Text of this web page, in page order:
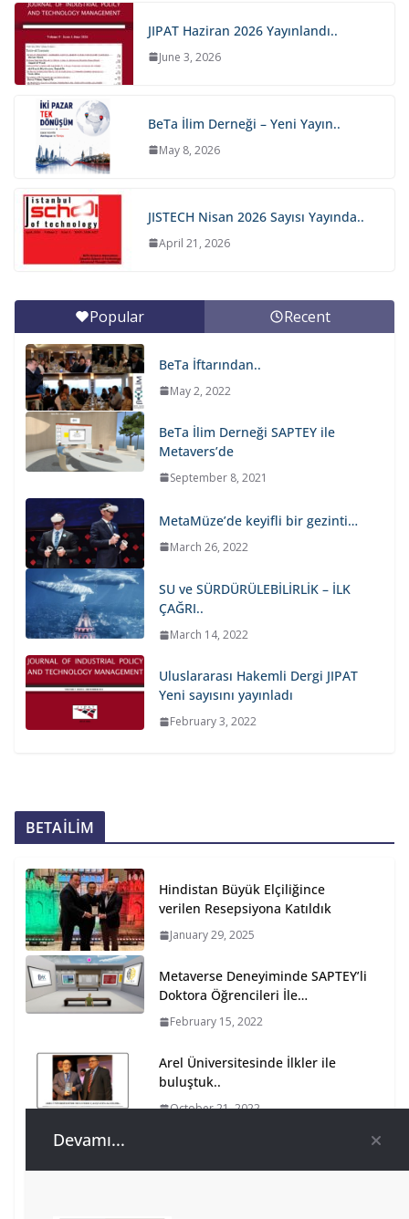
JIPAT Haziran 2026 Yayınlandı..
June 3, 2026
BeTa İlim Derneği – Yeni Yayın..
May 8, 2026
JISTECH Nisan 2026 Sayısı Yayında..
April 21, 2026
Popular Recent
BeTa İftarından..
May 2, 2022
BeTa İlim Derneği SAPTEY ile
Metavers’de
September 8, 2021
MetaMüze’de keyifli bir gezinti…
March 26, 2022
SU ve SÜRDÜRÜLEBİLİRLİK – İLK
ÇAĞRI..
March 14, 2022
Uluslararası Hakemli Dergi JIPAT
Yeni sayısını yayınladı
February 3, 2022
BETAİLİM
Hindistan Büyük Elçiliğince
verilen Resepsiyona Katıldık
January 29, 2025
Metaverse Deneyiminde SAPTEY’li
Doktora Öğrencileri İle…
February 15, 2022
Arel Üniversitesinde İlkler ile
buluştuk..
October 21, 2022
Devamı...